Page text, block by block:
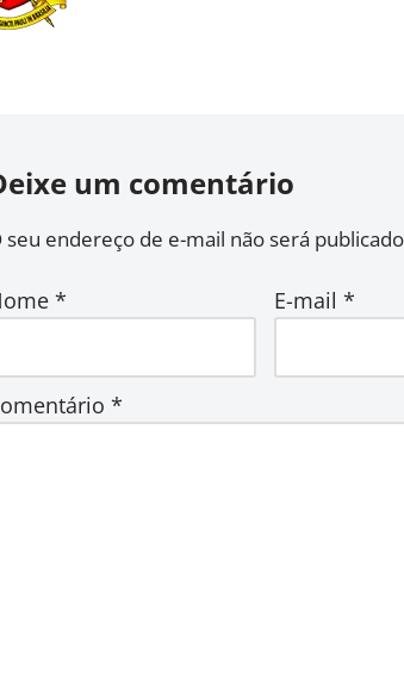
um comentário
seu endereço de e-mail não será
* E-mail*
*